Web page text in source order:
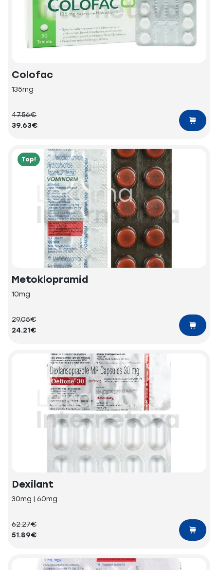
Colofac
135mg
47.56€
39.63€
Top!
Metoklopramid
10mg
29.05€
24.21€
Dexilant
30mg | 60mg
62.27€
51.89€